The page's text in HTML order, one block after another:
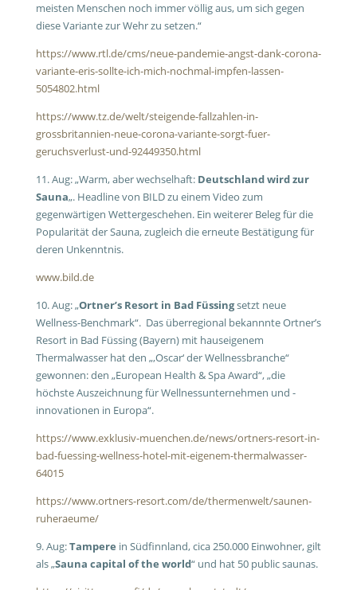
meisten Menschen noch immer völlig aus, um sich gegen
diese Variante zur Wehr zu setzen.“
https://www.rtl.de/cms/neue-pandemie-angst-dank-corona-
variante-eris-sollte-ich-mich-nochmal-impfen-lassen-
5054802.html
https://www.tz.de/welt/steigende-fallzahlen-in-
grossbritannien-neue-corona-variante-sorgt-fuer-
geruchsverlust-und-92449350.html
11. Aug: „Warm, aber wechselhaft: Deutschland wird zur
Sauna„. Headline von BILD zu einem Video zum
gegenwärtigen Wettergeschehen. Ein weiterer Beleg für die
Popularität der Sauna, zugleich die erneute Bestätigung für
deren Unkenntnis.
www.bild.de
10. Aug: „Ortner’s Resort in Bad Füssingsetzt neue
Wellness-Benchmark“. Das überregional bekannnte Ortner’s
Resort in Bad Füssing (Bayern) mit hauseigenem
Thermalwasser hat den „‚Oscar‘ der Wellnessbranche“
gewonnen: den „European Health & Spa Award“, „die
höchste Auszeichnung für Wellnessunternehmen und -
innovationen in Europa“.
https://www.exklusiv-muenchen.de/news/ortners-resort-in-
bad-fuessing-wellness-hotel-mit-eigenem-thermalwasser-
64015
https://www.ortners-resort.com/de/thermenwelt/saunen-
ruheraeume/
9. Aug:Tampere in Südfinnland, cica 250.000 Einwohner, gilt
als „Sauna capital of the world“ und hat 50 public saunas.